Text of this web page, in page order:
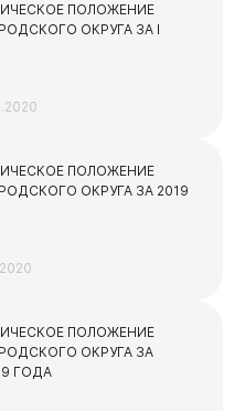
ПОЛОЖЕНИЕ
ОКРУГА ЗА I
ПОЛОЖЕНИЕ
ОКРУГА ЗА 2019
ПОЛОЖЕНИЕ
ОКРУГА ЗА
ГОДА